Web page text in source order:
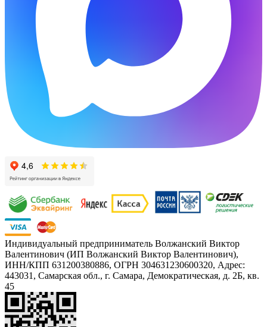
Индивидуальный предприниматель Волжанский Виктор
Валентинович (ИП Волжанский Виктор Валентинович),
ИНН/КПП 631200380886, ОГРН 304631230600320, Адрес:
443031, Самарская обл., г. Самара, Демократическая, д. 2Б, кв.
45